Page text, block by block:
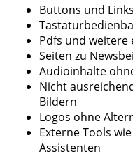
Buttons und
Pdfs und
Seiten zu
Audioinhalte
Nicht
Bildern
Logos ohne
Externe Tools
Assistenten